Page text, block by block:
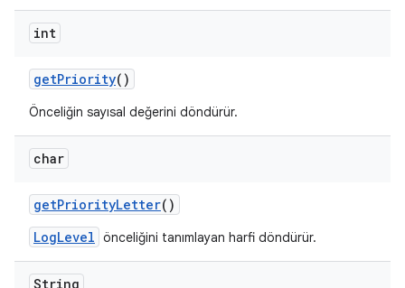
int
getPriority()
Önceliğin sayısal değerini döndürür.
char
getPriorityLetter()
LogLevel önceliğini tanımlayan harfi döndürür.
String